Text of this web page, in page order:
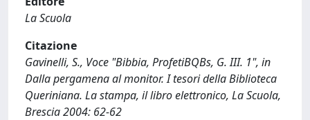
La Scuola
Citazione
Gavinelli, S., Voce "Bibbia, ProfetiBQBs, G. III. 1", in
Dalla pergamena al monitor. I tesori della Biblioteca
Queriniana. La stampa, il libro elettronico, La Scuola,
Brescia 2004: 62-62